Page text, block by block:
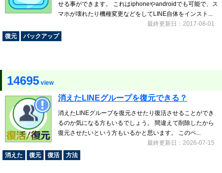
せる事ができます。 これはiphoneやandroidでも可能で、ス
マホが壊れたり機種変更などをしてLINE自体をインスト...
最終更新日：2017-08-01
復元
バックアップ
14695 view
消えたLINEグループを復元できる？
消えたLINEグループを復元させたり復活させることができ
るのか気になる方もいるでしょう。 間違えて削除したから
復元させたいという方もいるかと思います。 このペ...
最終更新日：2026-07-15
消えた
復元 復活 方法